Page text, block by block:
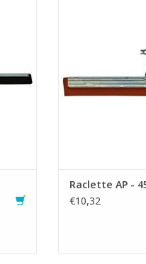
- Caoutchouc en
Raclette AP -
€10,32